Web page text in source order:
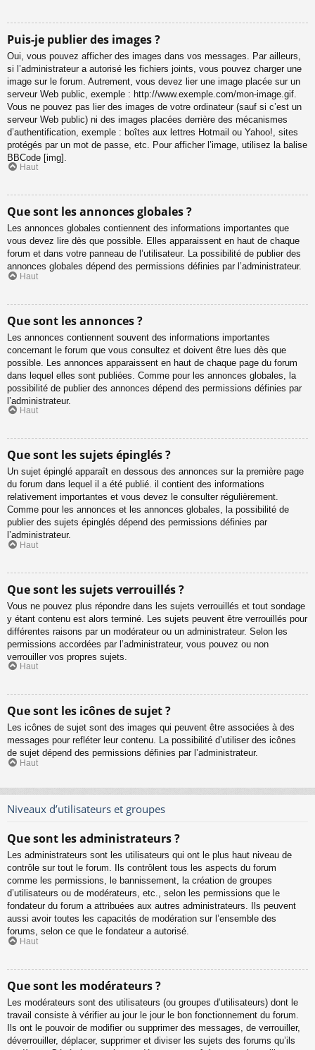
Puis-je publier des images ?
Oui, vous pouvez afficher des images dans vos messages. Par ailleurs,
si l’administrateur a autorisé les fichiers joints, vous pouvez charger une
image sur le forum. Autrement, vous devez lier une image placée sur un
serveur Web public, exemple : http://www.exemple.com/mon-image.gif.
Vous ne pouvez pas lier des images de votre ordinateur (sauf si c’est un
serveur Web public) ni des images placées derrière des mécanismes
d’authentification, exemple : boîtes aux lettres Hotmail ou Yahoo!, sites
protégés par un mot de passe, etc. Pour afficher l’image, utilisez la balise
BBCode [img].
Haut
Que sont les annonces globales ?
Les annonces globales contiennent des informations importantes que
vous devez lire dès que possible. Elles apparaissent en haut de chaque
forum et dans votre panneau de l’utilisateur. La possibilité de publier des
annonces globales dépend des permissions définies par l’administrateur.
Haut
Que sont les annonces ?
Les annonces contiennent souvent des informations importantes
concernant le forum que vous consultez et doivent être lues dès que
possible. Les annonces apparaissent en haut de chaque page du forum
dans lequel elles sont publiées. Comme pour les annonces globales, la
possibilité de publier des annonces dépend des permissions définies par
l’administrateur.
Haut
Que sont les sujets épinglés ?
Un sujet épinglé apparaît en dessous des annonces sur la première page
du forum dans lequel il a été publié. il contient des informations
relativement importantes et vous devez le consulter régulièrement.
Comme pour les annonces et les annonces globales, la possibilité de
publier des sujets épinglés dépend des permissions définies par
l’administrateur.
Haut
Que sont les sujets verrouillés ?
Vous ne pouvez plus répondre dans les sujets verrouillés et tout sondage
y étant contenu est alors terminé. Les sujets peuvent être verrouillés pour
différentes raisons par un modérateur ou un administrateur. Selon les
permissions accordées par l’administrateur, vous pouvez ou non
verrouiller vos propres sujets.
Haut
Que sont les icônes de sujet ?
Les icônes de sujet sont des images qui peuvent être associées à des
messages pour refléter leur contenu. La possibilité d’utiliser des icônes
de sujet dépend des permissions définies par l’administrateur.
Haut
Niveaux d’utilisateurs et groupes
Que sont les administrateurs ?
Les administrateurs sont les utilisateurs qui ont le plus haut niveau de
contrôle sur tout le forum. Ils contrôlent tous les aspects du forum
comme les permissions, le bannissement, la création de groupes
d’utilisateurs ou de modérateurs, etc., selon les permissions que le
fondateur du forum a attribuées aux autres administrateurs. Ils peuvent
aussi avoir toutes les capacités de modération sur l’ensemble des
forums, selon ce que le fondateur a autorisé.
Haut
Que sont les modérateurs ?
Les modérateurs sont des utilisateurs (ou groupes d’utilisateurs) dont le
travail consiste à vérifier au jour le jour le bon fonctionnement du forum.
Ils ont le pouvoir de modifier ou supprimer des messages, de verrouiller,
déverrouiller, déplacer, supprimer et diviser les sujets des forums qu’ils